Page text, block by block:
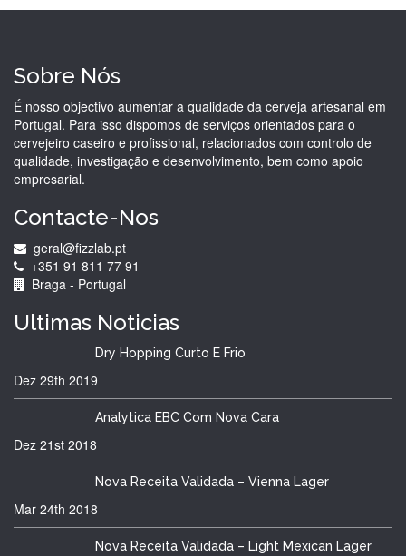
Sobre Nós
É nosso objectivo aumentar a qualidade da cerveja artesanal em
Portugal. Para isso dispomos de serviços orientados para o
cervejeiro caseiro e profissional, relacionados com controlo de
qualidade, investigação e desenvolvimento, bem como apoio
empresarial.
Contacte-Nos
geral@fizzlab.pt
+351 91 811 77 91
Braga - Portugal
Ultimas Noticias
Dry Hopping Curto E Frio
Dez 29th 2019
Analytica EBC Com Nova Cara
Dez 21st 2018
Nova Receita Validada – Vienna Lager
Mar 24th 2018
Nova Receita Validada – Light Mexican Lager